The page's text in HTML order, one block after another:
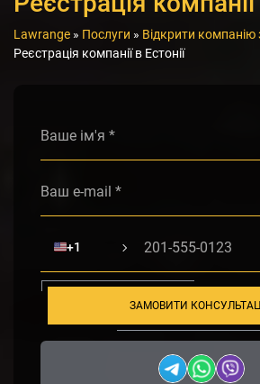
Lawrange » Послуги » Відкрити
Реєстрація компанії в Естонії
🇺🇸+1
ЗАМОВИТИ